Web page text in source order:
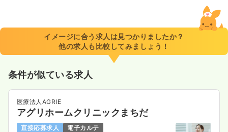
イメージに合う求人は見つかりましたか？
他の求人も比較してみましょう！
条件が似ている求人
医療法人AGRIE
アグリホームクリニックまちだ
直接応募求人
電子カルテ